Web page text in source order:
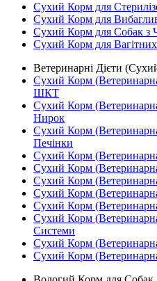
Сухий Корм для
Сухий Корм для
Сухий Корм для Собак з
Сухий Корм для
Ветеринарні Дієти
Сухий Корм
ШКТ
Сухий Корм
Нирок
Сухий Корм
Печінки
Сухий Корм
Сухий Корм
Сухий Корм
Сухий Корм
Сухий Корм
Сухий Корм
Системи
Сухий Корм
Сухий Корм